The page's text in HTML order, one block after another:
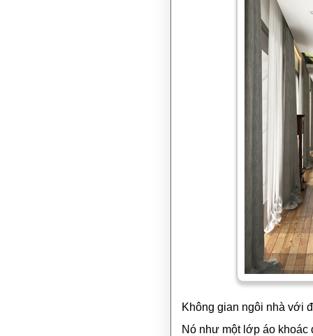
Không gian ngôi nhà với
Nó như một lớp áo